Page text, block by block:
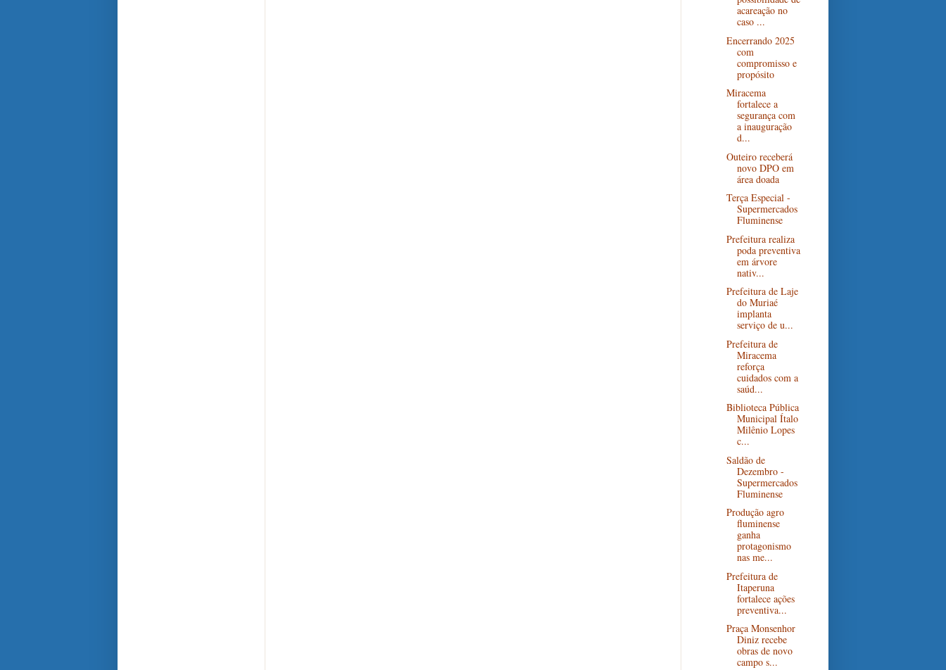
acareação no
caso ...
Encerrando 2025
com
compromisso e
propósito
Miracema
fortalece a
segurança com
a inauguração
d...
Outeiro receberá
novo DPO em
área doada
Terça Especial -
Supermercados
Fluminense
Prefeitura realiza
poda preventiva
em árvore
nativ...
Prefeitura de Laje
do Muriaé
implanta
serviço de u...
Prefeitura de
Miracema
reforça
cuidados com a
saúd...
Biblioteca Pública
Municipal Ítalo
Milênio Lopes
c...
Saldão de
Dezembro -
Supermercados
Fluminense
Produção agro
fluminense
ganha
protagonismo
nas me...
Prefeitura de
Itaperuna
fortalece ações
preventiva...
Praça Monsenhor
Diniz recebe
obras de novo
campo s...